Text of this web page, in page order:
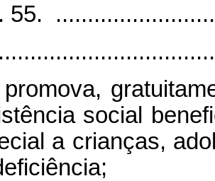
55.
social
a crianças,